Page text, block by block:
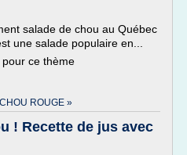
salade de chou au Québec
une salade populaire en...
pour ce thème
ROUGE »
! Recette de jus avec